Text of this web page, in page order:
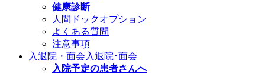
健康診断
人間ドックオプション
よくある質問
注意事項
入退院・面会 入退院･面会
入院予定の患者さんへ